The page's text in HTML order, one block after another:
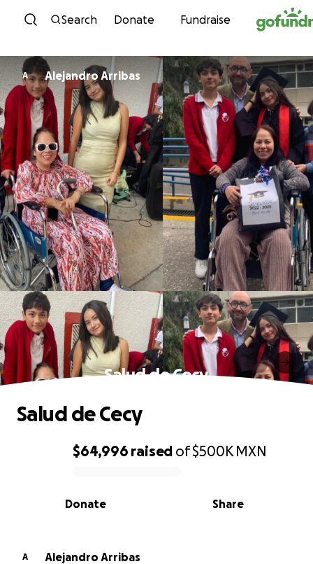
Skip to content
Search Donate Fundraise
A Alejandro Arribas
Salud de Cecy
0% complete
$64,996 raised of$500K MXN
Share
Donate
Salud de Cecy
A
Alejandro Arribas